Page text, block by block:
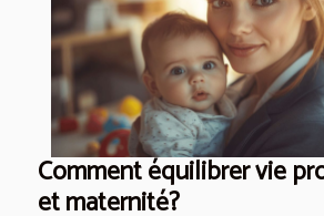
Comment équilibrer vie
et maternité?